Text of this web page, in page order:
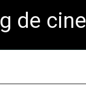
de cine